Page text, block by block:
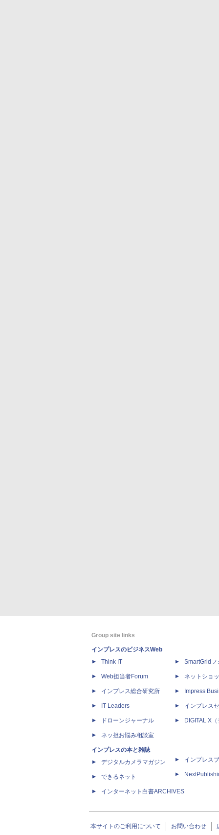
Group site links
インプレスのビジネスWeb
Think IT
Web担当者Forum
インプレス総合研究所
IT Leaders
ドローンジャーナル
ネッ担お悩み相談室
インプレスの本と雑誌
デジタルカメラマガジン
できるネット
インターネット白書ARCHIVES
SmartGridフ
ネットショ
Impress
インプレス
DIGITAL X
インプレス
本サイトのご利用について お問い合わせ